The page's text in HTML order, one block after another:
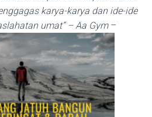
karya-karya dan ide-ide
umat” – Aa Gym–